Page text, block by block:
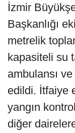
İzmir
Başkanlığı
metrelik
kapasiteli su
ambulansı
edildi. İtfaiye
yangın
diğer